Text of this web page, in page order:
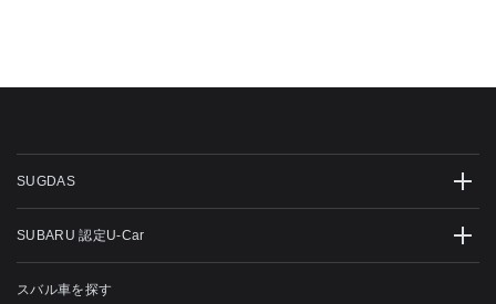
SUGDAS
SUBARU 認定U-Car
スバル車を探す